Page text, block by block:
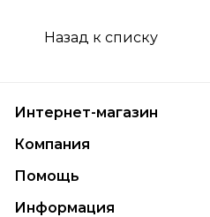
Назад к списку
Интернет-магазин
Компания
Помощь
Информация